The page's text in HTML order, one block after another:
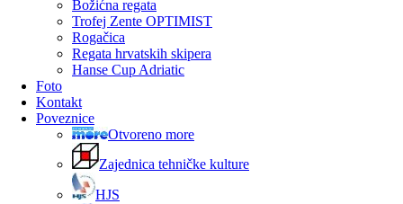
Božićna regata
Trofej Zente OPTIMIST
Rogačica
Regata hrvatskih skipera
Hanse Cup Adriatic
Foto
Kontakt
Poveznice
Otvoreno more
Zajednica tehničke kulture
HJS